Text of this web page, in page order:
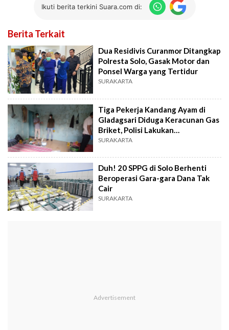
Ikuti berita terkini Suara.com di:
Berita Terkait
Dua Residivis Curanmor Ditangkap
Polresta Solo, Gasak Motor dan
Ponsel Warga yang Tertidur
SURAKARTA
Tiga Pekerja Kandang Ayam di
Gladagsari Diduga Keracunan Gas
Briket, Polisi Lakukan
Penyelidikan
SURAKARTA
Duh! 20 SPPG di Solo Berhenti
Beroperasi Gara-gara Dana Tak
Cair
SURAKARTA